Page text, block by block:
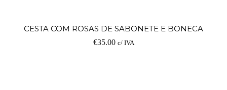
CESTA COM ROSAS DE SABONETE E BONECA
€35.00 c/ IVA